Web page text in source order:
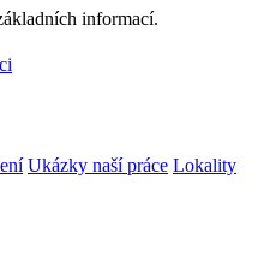
informací.
Ukázky naší práce Lokality